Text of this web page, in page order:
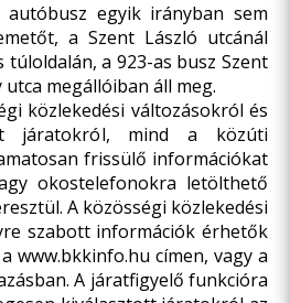
egyik irányban sem
a Szent László utcánál
túloldalán, a 923-as busz Szent
megállóiban áll meg.
közlekedési változásokról és
járatokról, mind a közúti
frissülő információkat
okostelefonokra letölthető
A közösségi közlekedési
szabott információk érhetők
awww.bkkinfo.hu címen, vagy a
A járatfigyelő funkcióra